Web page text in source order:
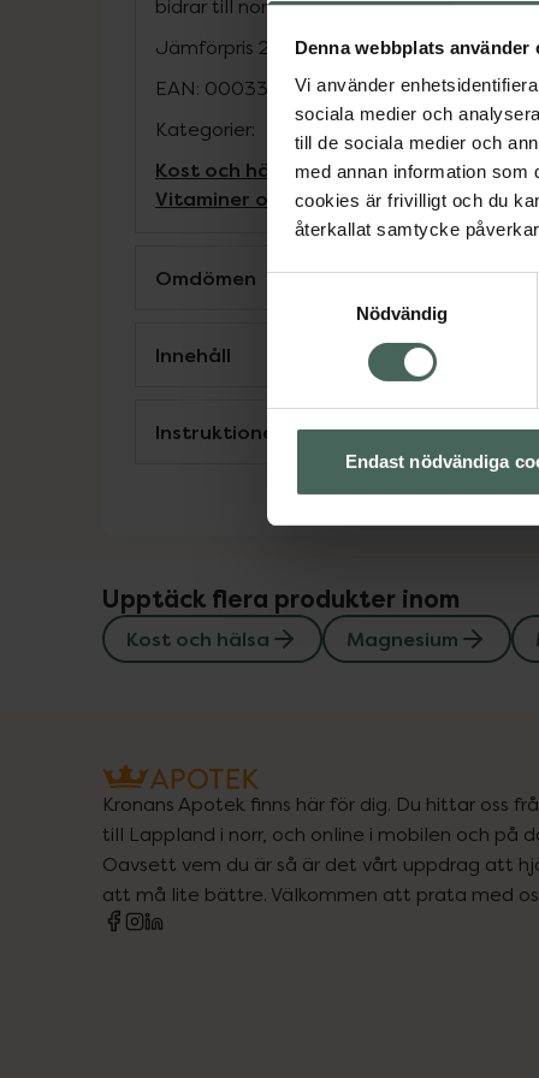
Denna webbplats använder
Vi använder
sociala medier och
till de sociala medier och
med annan information som
cookies är frivilligt och du
återkallat samtycke
Nödvändig
Endast nödvändiga
bidrar till normal energiomsättning vilket
Jämförpris 2,92 kr/st
EAN: 00033984017108
Kategorier:
Kost och hälsaMagnesiumMagnesium
Vitaminer och mineraler
Omdömen
Innehåll
Instruktioner
Upptäck flera produkter inom
Kost och hälsa Magnesium
Kronans Apotek finns här för dig. Du hittar oss
till Lappland i norr, och online i mobilen och på
Oavsett vem du är så är det vårt uppdrag att
att må lite bättre. Välkommen att prata med